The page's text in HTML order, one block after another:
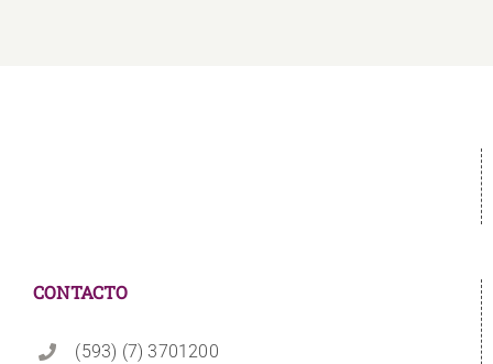
CONTACTO
(593) (7) 3701200